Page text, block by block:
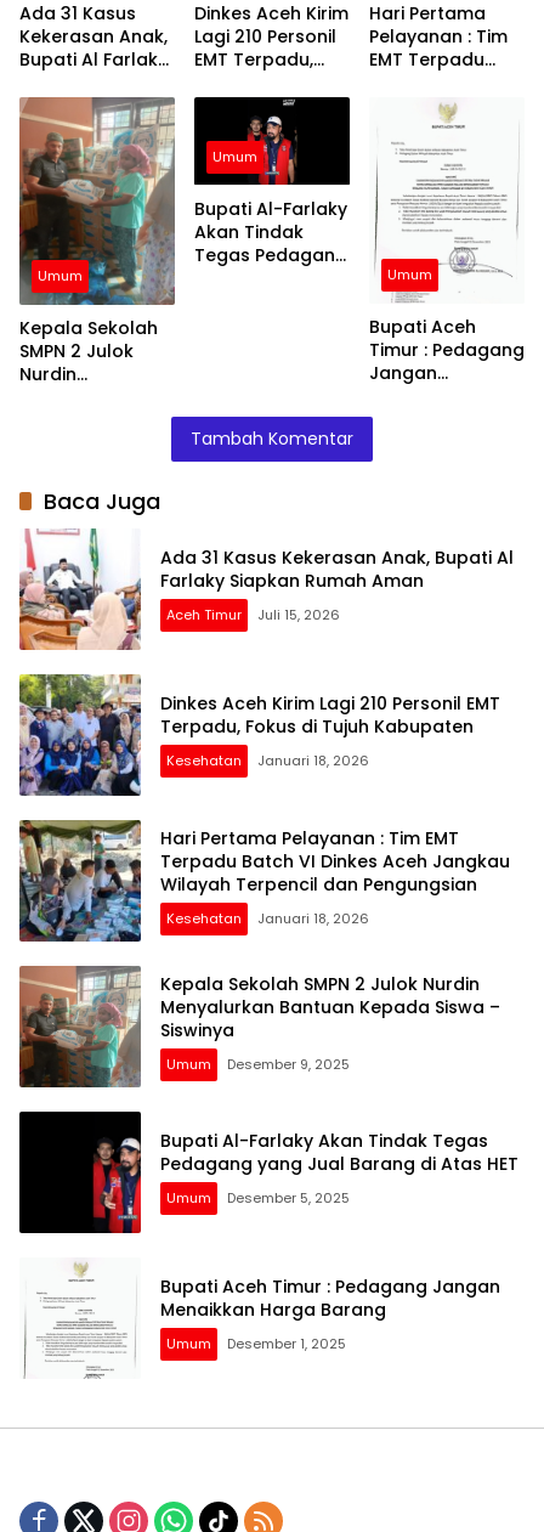
Ada 31 Kasus
Kekerasan Anak,
Bupati Al Farlaky
Aman
Dinkes Aceh Kirim
Lagi 210 Personil
EMT Terpadu,
Kabupaten
Hari Pertama
Pelayanan : Tim
EMT Terpadu
Aceh Jangkau
Wilayah
Terpencil dan
Pengungsian
Umum
Kepala Sekolah
SMPN 2 Julok
Nurdin
Umum
Bupati Al-Farlaky
Akan Tindak
Tegas Pedagang
Umum
Bupati Aceh
Timur : Pedagang
Jangan
Barang
Tambah Komentar
Baca Juga
Ada 31 Kasus Kekerasan Anak, Bupati Al
Farlaky Siapkan Rumah Aman
Aceh Timur Juli 15, 2026
Dinkes Aceh Kirim Lagi 210 Personil EMT
Terpadu, Fokus di Tujuh Kabupaten
Kesehatan Januari 18, 2026
Hari Pertama Pelayanan : Tim EMT
Terpadu Batch VI Dinkes Aceh Jangkau
Wilayah Terpencil dan Pengungsian
Kesehatan Januari 18, 2026
Kepala Sekolah SMPN 2 Julok Nurdin
Menyalurkan Bantuan Kepada Siswa –
Siswinya
Umum Desember 9, 2025
Bupati Al-Farlaky Akan Tindak Tegas
Pedagang yang Jual Barang di Atas HET
Umum Desember 5, 2025
Bupati Aceh Timur : Pedagang Jangan
Menaikkan Harga Barang
Umum Desember 1, 2025